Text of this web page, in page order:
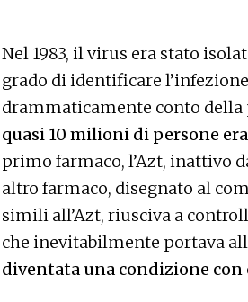
Nel 1983, il virus era stato
grado di identificare
drammaticamente conto
quasi 10 milioni di persone
primo farmaco, l’Azt, inattivo
altro farmaco, disegnato al
simili all’Azt, riusciva a
che inevitabilmente portava
diventata una condizione con